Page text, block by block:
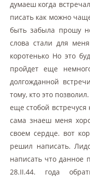
думаеш когда
писать как можно
быть забыла прошу
слова стали для
коротенько Но это
пройдет еще
долгожданной
тому, кто это
еще стобой встречуся
сама знаеш меня
своем сердце. вот
решил написать.
написать что данное
28.II.44. года